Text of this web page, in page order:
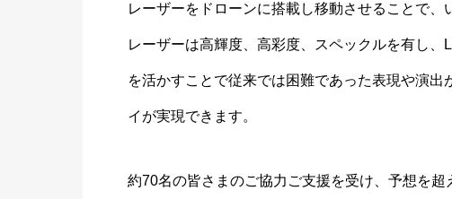
レーザーをドローンに搭載し移動させることで、
レーザーは高輝度、高彩度、スペックルを有し
を活かすことで従来では困難であった表現や演
イが実現できます。
約70名の皆さまのご協力ご支援を受け、予想を